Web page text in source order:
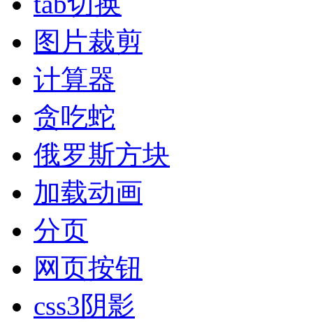
图片裁剪
计算器
贪吃蛇
俄罗斯方块
加载动画
分页
网页按钮
css3阴影